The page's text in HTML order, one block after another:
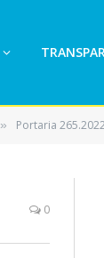
» Portaria
0